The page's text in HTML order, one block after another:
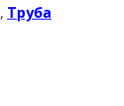
, Труба